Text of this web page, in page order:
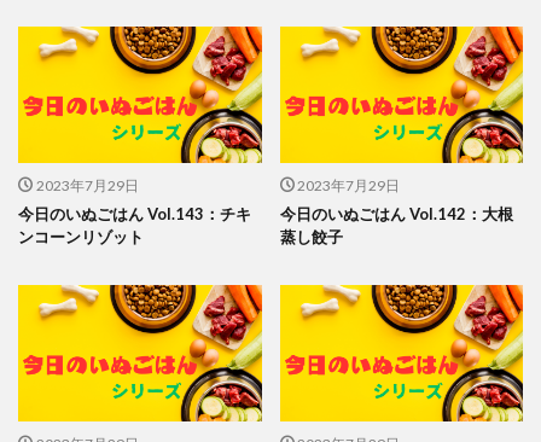
2023年7月29日
今日のいぬごはん Vol.143：チキ
ンコーンリゾット
2023年7月29日
今日のいぬごはん Vol.142：大根
蒸し餃子